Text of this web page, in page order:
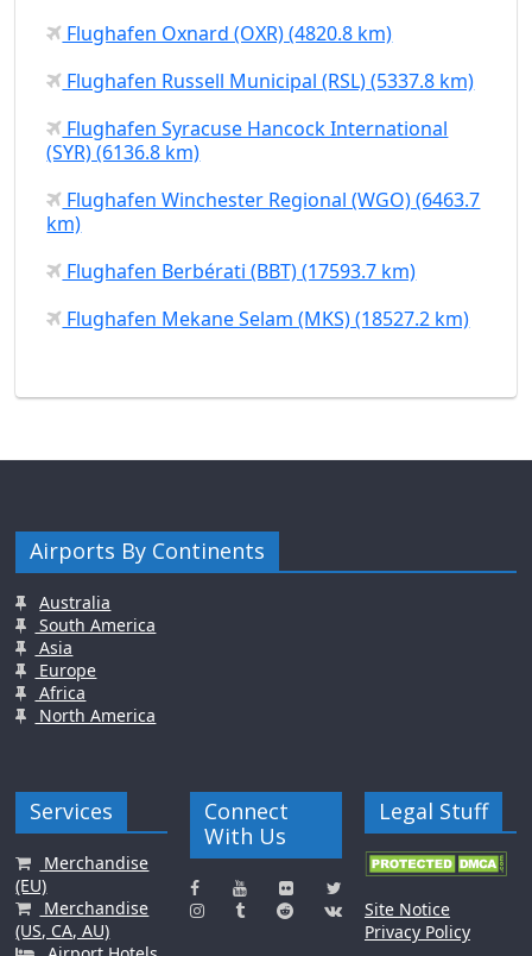
Flughafen Oxnard (OXR) (4820.8 km)
Flughafen Russell Municipal (RSL) (5337.8 km)
Flughafen Syracuse Hancock International
(SYR) (6136.8 km)
Flughafen Winchester Regional (WGO) (6463.7
km)
Flughafen Berbérati (BBT) (17593.7 km)
Flughafen Mekane Selam (MKS) (18527.2 km)
Airports By Continents
Australia
South America
Asia
Europe
Africa
North America
Services
Merchandise
(EU)
Merchandise
(US, CA, AU)
Connect
With Us
Legal Stuff
Site Notice
Privacy Policy